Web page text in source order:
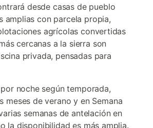
desde casas de pueblo
amplias con parcela propia,
agrícolas convertidas
cercanas a la sierra son
privada, pensadas para
noche según temporada,
de verano y en Semana
semanas de antelación en
la disponibilidad es más amplia.